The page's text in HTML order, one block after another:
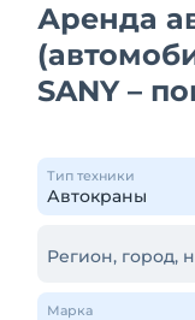
Аренда
SANY –
Тип техники
Регион, город,
Марка